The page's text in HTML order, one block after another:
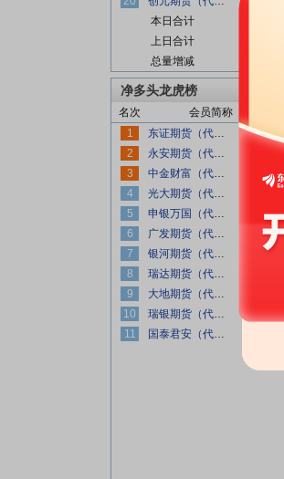
本日合计
上日合计
总量增减
净多头龙虎榜
名次 会员简称
1
东证期货（代客）
2
永安期货（代客）
3
中金财富（代客）
4
光大期货（代客）
5
申银万国（代客）
6
广发期货（代客）
7
银河期货（代客）
8
瑞达期货（代客）
9
大地期货（代客）
10
瑞银期货（代客）
11
国泰君安（代客）